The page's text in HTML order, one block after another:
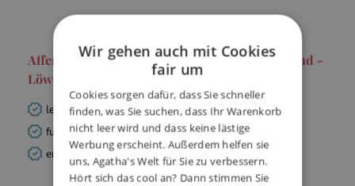
Affenzahn Kindergartenrucksack Großer Freund -
Löwe
leichter und lustiger Rucksack für Kinder ab 3 Jahren
funktionelles Design
ergonomisch, reflektierende Elemente
Wir gehen auch mit Cookies
fair um
Cookies sorgen dafür, dass Sie schneller
finden, was Sie suchen, dass Ihr Warenkorb
nicht leer wird und dass keine lästige
Werbung erscheint. Außerdem helfen sie
uns, Agatha's Welt für Sie zu verbessern.
Hört sich das cool an? Dann stimmen Sie